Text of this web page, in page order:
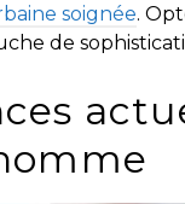
soignée.
de